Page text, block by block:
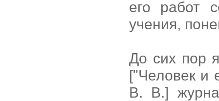
его работ
учения,
До сих пор
["Человек и
В. В.]